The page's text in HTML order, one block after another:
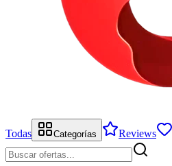
Todas
Categorías Reviews